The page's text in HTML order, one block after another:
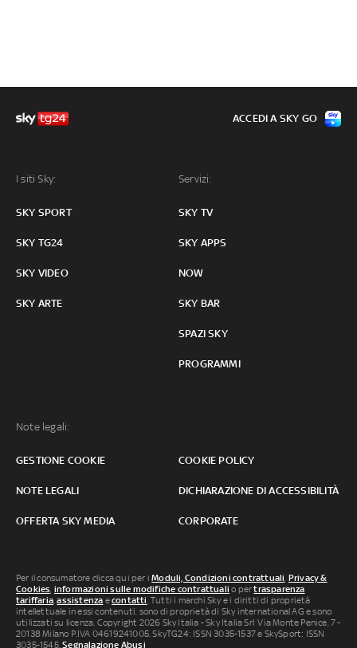
I siti Sky:
SKY SPORT
SKY TG24
SKY VIDEO
SKY ARTE
Servizi:
SKY TV
SKY APPS
NOW
SKY BAR
SPAZI SKY
PROGRAMMI
Note legali:
GESTIONE COOKIE COOKIE POLICY
NOTE LEGALI DICHIARAZIONE DI ACCESSIBILITÀ
OFFERTA SKY MEDIA CORPORATE
ACCEDI A SKY GO
Per il consumatore clicca qui per iModuli, Condizioni contrattuali Privacy &
Cookies informazioni sulle modifiche contrattuali o pertrasparenza
tariffaria ,assistenza econtatti . Tutti i marchi Sky e i diritti di proprietà
intellettuale in essi contenuti, sono di proprietà di Sky international AG e sono
utilizzati su licenza. Copyright 2026 Sky Italia - Sky Italia Srl Via Monte Penice, 7 -
20138 Milano P.IVA 04619241005. SkyTG24: ISSN 3035-1537 e SkySport: ISSN
3035-1545.Segnalazione Abusi